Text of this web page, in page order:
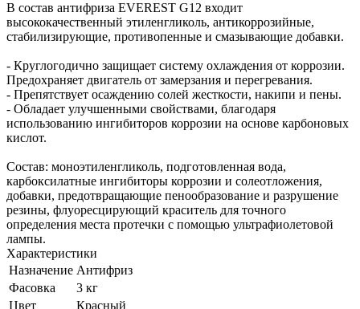
В состав антифриза EVEREST G12 входит
высококачественный этиленгликоль, антикоррозийные,
стабилизирующие, противопенные и смазывающие добавки.
- Круглогодично защищает систему охлаждения от коррозии.
Предохраняет двигатель от замерзания и перегревания.
- Препятствует осаждению солей жесткости, накипи и пены.
- Обладает улучшенными свойствами, благодаря
использованию ингибиторов коррозии на основе карбоновых
кислот.
Состав: моноэтиленгликоль, подготовленная вода,
карбоксилатные ингибиторы коррозии и солеотложения,
добавки, предотвращающие пенообразование и разрушение
резины, флуоресцирующий краситель для точного
определения места протечки с помощью ультрафиолетовой
лампы.
Характеристики
Назначение Антифриз
Фасовка
3 кг
Цвет
Красный